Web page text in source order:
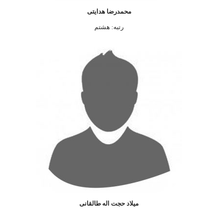
محمدرضا هدايتی
رتبه: هشتم
ميلاد حجت اله طالقانی